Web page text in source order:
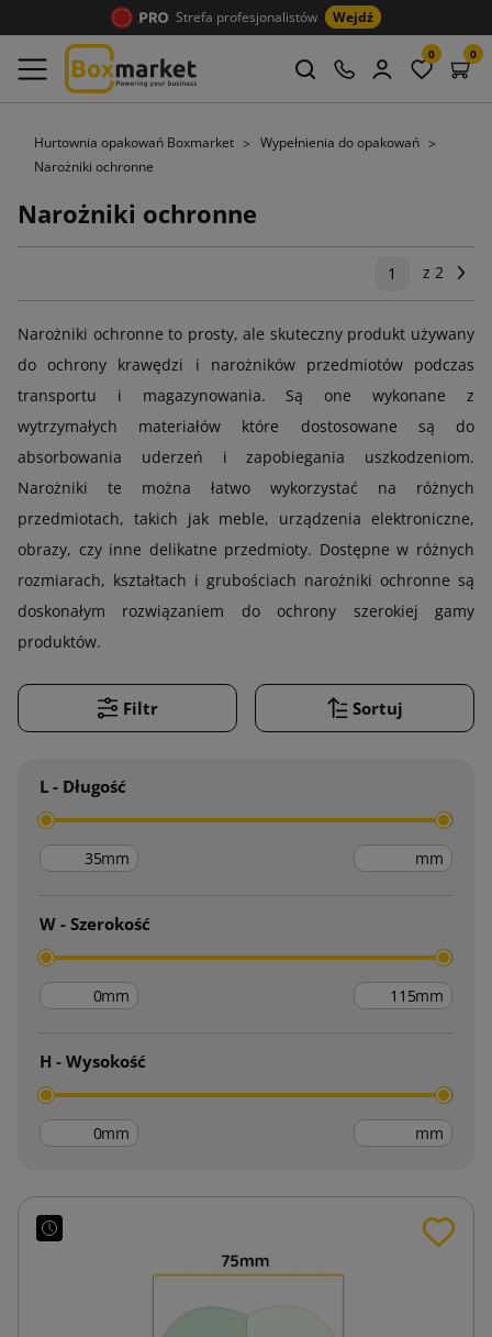
Strefa profesjonalistów Wejdź
0 0
Hurtownia opakowań Boxmarket
Wypełnienia do opakowań
Narożniki ochronne
Narożniki ochronne
1 z 2
Narożniki ochronne to prosty, ale skuteczny produkt używany
do ochrony krawędzi i narożników przedmiotów podczas
transportu i magazynowania. Są one wykonane z
wytrzymałych materiałów które dostosowane są do
absorbowania uderzeń i zapobiegania uszkodzeniom.
Narożniki te można łatwo wykorzystać na różnych
przedmiotach, takich jak meble, urządzenia elektroniczne,
obrazy, czy inne delikatne przedmioty. Dostępne w różnych
rozmiarach, kształtach i grubościach narożniki ochronne są
doskonałym rozwiązaniem do ochrony szerokiej gamy
produktów.
Filtr Sortuj
L - Długość
mm mm
W - Szerokość
mm mm
H - Wysokość
mm mm